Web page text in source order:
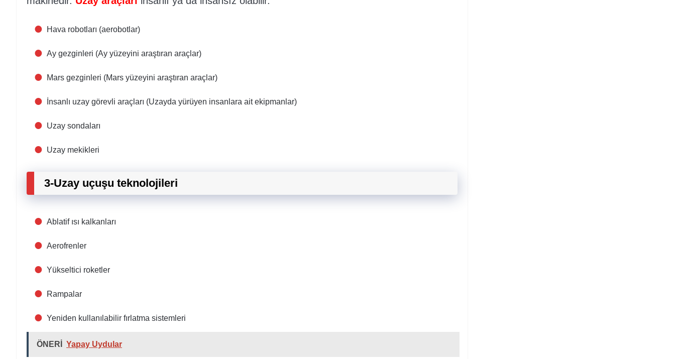
Hava robotları (aerobotlar)
Ay gezginleri (Ay yüzeyini araştıran araçlar)
Mars gezginleri (Mars yüzeyini araştıran araçlar)
İnsanlı uzay görevli araçları (Uzayda yürüyen insanlara ait ekipmanlar)
Uzay sondaları
Uzay mekikleri
3-Uzay uçuşu teknolojileri
Ablatif ısı kalkanları
Aerofrenler
Yükseltici roketler
Rampalar
Yeniden kullanılabilir fırlatma sistemleri
ÖNERİ Yapay Uydular